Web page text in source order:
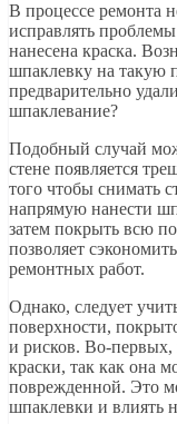
В процессе ремонта
исправлять
нанесена краска.
шпаклевку на такую
предварительно
шпаклевание?
Подобный случай
стене появляется
того чтобы снимать
напрямую нанести
затем покрыть всю
позволяет
ремонтных работ.
Однако, следует
поверхности,
и рисков. Во-первых,
краски, так как она
поврежденной. Это
шпаклевки и влиять